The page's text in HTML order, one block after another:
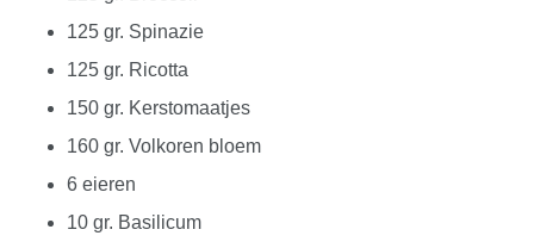
125 gr. Spinazie
125 gr. Ricotta
150 gr. Kerstomaatjes
160 gr. Volkoren bloem
6 eieren
10 gr. Basilicum